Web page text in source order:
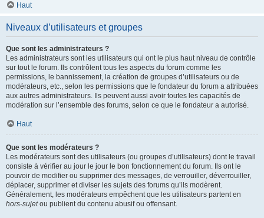
Haut
Niveaux d’utilisateurs et groupes
Que sont les administrateurs ?
Les administrateurs sont les utilisateurs qui ont le plus haut niveau de contrôle
sur tout le forum. Ils contrôlent tous les aspects du forum comme les
permissions, le bannissement, la création de groupes d’utilisateurs ou de
modérateurs, etc., selon les permissions que le fondateur du forum a attribuées
aux autres administrateurs. Ils peuvent aussi avoir toutes les capacités de
modération sur l’ensemble des forums, selon ce que le fondateur a autorisé.
Haut
Que sont les modérateurs ?
Les modérateurs sont des utilisateurs (ou groupes d’utilisateurs) dont le travail
consiste à vérifier au jour le jour le bon fonctionnement du forum. Ils ont le
pouvoir de modifier ou supprimer des messages, de verrouiller, déverrouiller,
déplacer, supprimer et diviser les sujets des forums qu’ils modèrent.
Généralement, les modérateurs empêchent que les utilisateurs partent en
hors-sujetou publient du contenu abusif ou offensant.